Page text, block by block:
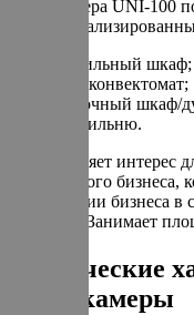
Термокамера UNI-100
сушильный шкаф;
пароконвектомат;
жарочный шкаф/
коптильню.
Представляет интерес
ресторанного
организации бизнеса
размеров. Занимает
Технические
термокамеры